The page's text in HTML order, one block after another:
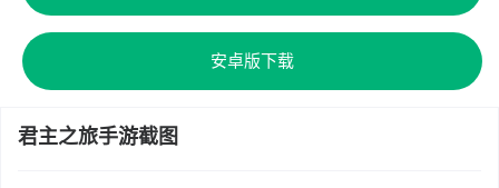
安卓版下载
君主之旅手游截图